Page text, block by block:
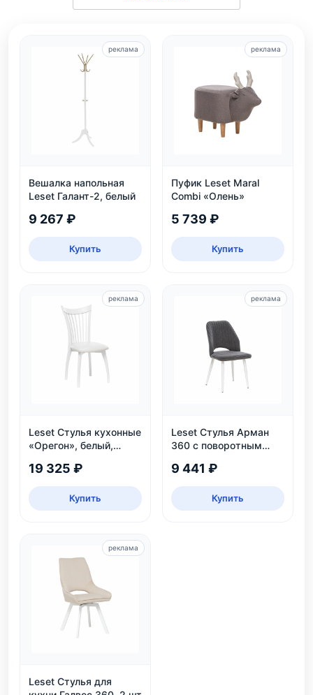
Вешалка напольная
Leset Галант-2, белый
9 267 ₽
Купить
реклама
Пуфик Leset Maral
Combi «Олень»
5 739 ₽
Купить
реклама
Leset Стулья кухонные
«Орегон», белый,
19 325 ₽
Купить
реклама
Leset Стулья Арман
360 с поворотным
9 441 ₽
Купить
реклама
Leset Стулья для
реклама